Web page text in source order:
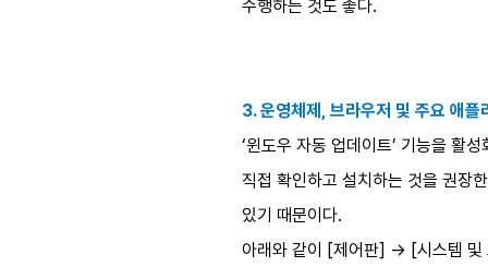
수행하는 것도 좋다.
3. 운영체제, 브라우저 및 주요 애
‘윈도우 자동 업데이트’ 기능을 활
직접 확인하고 설치하는 것을 권장
있기 때문이다.
아래와 같이 [제어판] → [시스템